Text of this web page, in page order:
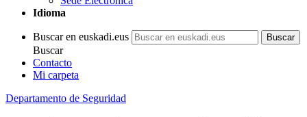
Idioma
Buscar en euskadi.eus
Buscar
Contacto
Mi carpeta
Departamento de Seguridad